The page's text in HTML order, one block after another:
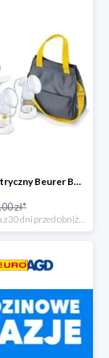
Laktator elektryczny Beurer BY 70 -35%
zł*
*najniższa cena z 30 dni przed obniżką